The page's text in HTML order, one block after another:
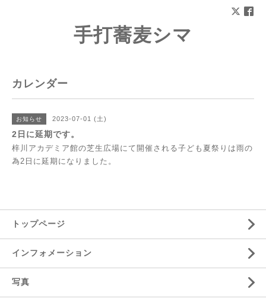
手打蕎麦シマ
カレンダー
お知らせ 2023-07-01 (土)
2日に延期です。
梓川アカデミア館の芝生広場にて開催される子ども夏祭りは雨の
為2日に延期になりました。
トップページ
インフォメーション
写真